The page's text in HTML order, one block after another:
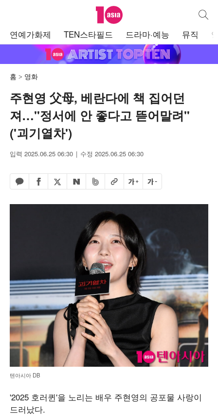
텐아시아 통합
연예가화제 TEN스타필드 드라마·예능 뮤직
홈 영화
주현영 父母, 베란다에 책 집어던
져…"정서에 안 좋다고 뜯어말려"
('괴기열차')
입력 2025.06.25 06:30 수정 2025.06.25 06:30
카카오톡 공유하기
페이스북 공유하기
엑스 공유하기
네이버 공유하기
밴드 공유하기
URL복사글자 크게글자 작게
텐아시아 DB
'2025 호러퀸'을 노리는 배우 주현영의 공포물 사랑이
드러났다.